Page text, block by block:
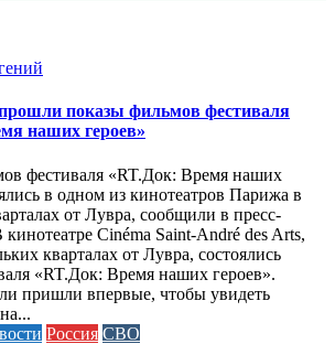
показы фильмов фестиваля
наших героев»
фестиваля «RT.Док: Время наших
в одном из кинотеатров Парижа в
от Лувра, сообщили в пресс-
Cinéma Saint-André des Arts,
кварталах от Лувра, состоялись
«RT.Док: Время наших героев».
пришли впервые, чтобы увидеть
Россия СВО